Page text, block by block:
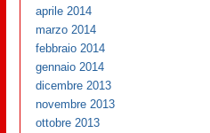
aprile 2014
marzo 2014
febbraio 2014
gennaio 2014
dicembre 2013
novembre 2013
ottobre 2013